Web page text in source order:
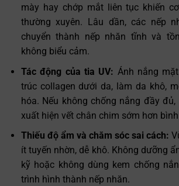
mày hay chớp mắt liên tục khiến
thường xuyên. Lâu dần, các nếp
chuyển thành nếp nhăn tĩnh và
không biểu cảm.
Tác động của tia UV: Ánh nắng
trúc collagen dưới da, làm da khô,
hóa. Nếu không chống nắng đầy
xuất hiện vết chân chim sớm hơn
Thiếu độ ẩm và chăm sóc sai cách:
ít tuyến nhờn, dễ khô. Không dưỡng
kỹ hoặc không dùng kem chống
trình hình thành nếp nhăn.